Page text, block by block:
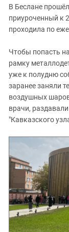
В Беслане
приуроченный к
проходила по
Чтобы попасть
рамку
уже к полудню
заранее заняли
воздушных
врачи,
"Кавказского